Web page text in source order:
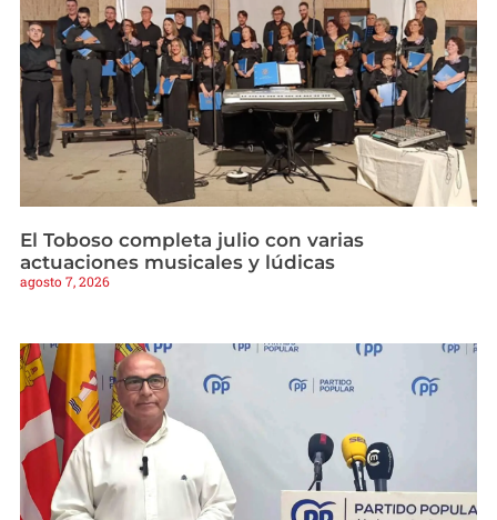
El Toboso completa julio con varias
actuaciones musicales y lúdicas
agosto 7, 2026